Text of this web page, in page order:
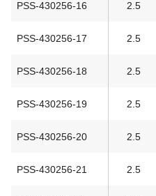
PSS-430256-16 2.5
PSS-430256-17 2.5
PSS-430256-18 2.5
PSS-430256-19 2.5
PSS-430256-20 2.5
PSS-430256-21 2.5